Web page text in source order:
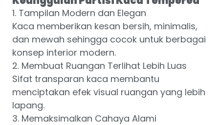
1. Tampilan Modern dan Elegan
Kaca memberikan kesan bersih, minimalis,
dan mewah sehingga cocok untuk berbagai
konsep interior modern.
2. Membuat Ruangan Terlihat Lebih Luas
Sifat transparan kaca membantu
menciptakan efek visual ruangan yang lebih
lapang.
3. Memaksimalkan Cahaya Alami